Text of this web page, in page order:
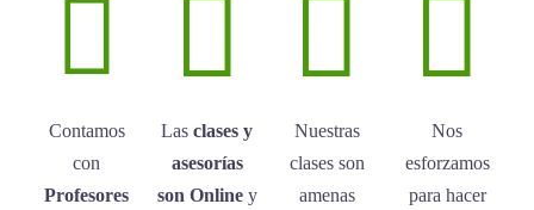
Contamos
con
Profesores
Lasclases y
asesorías
son Onliney
Nuestras
clases son
amenas
Nos
esforzamos
para hacer